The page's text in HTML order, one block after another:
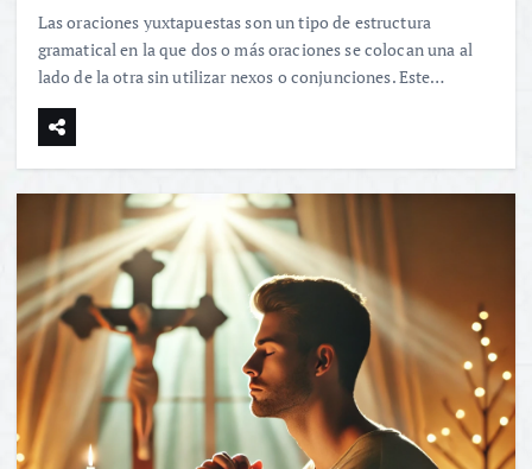
Las oraciones yuxtapuestas son un tipo de estructura
gramatical en la que dos o más oraciones se colocan una al
lado de la otra sin utilizar nexos o conjunciones. Este…